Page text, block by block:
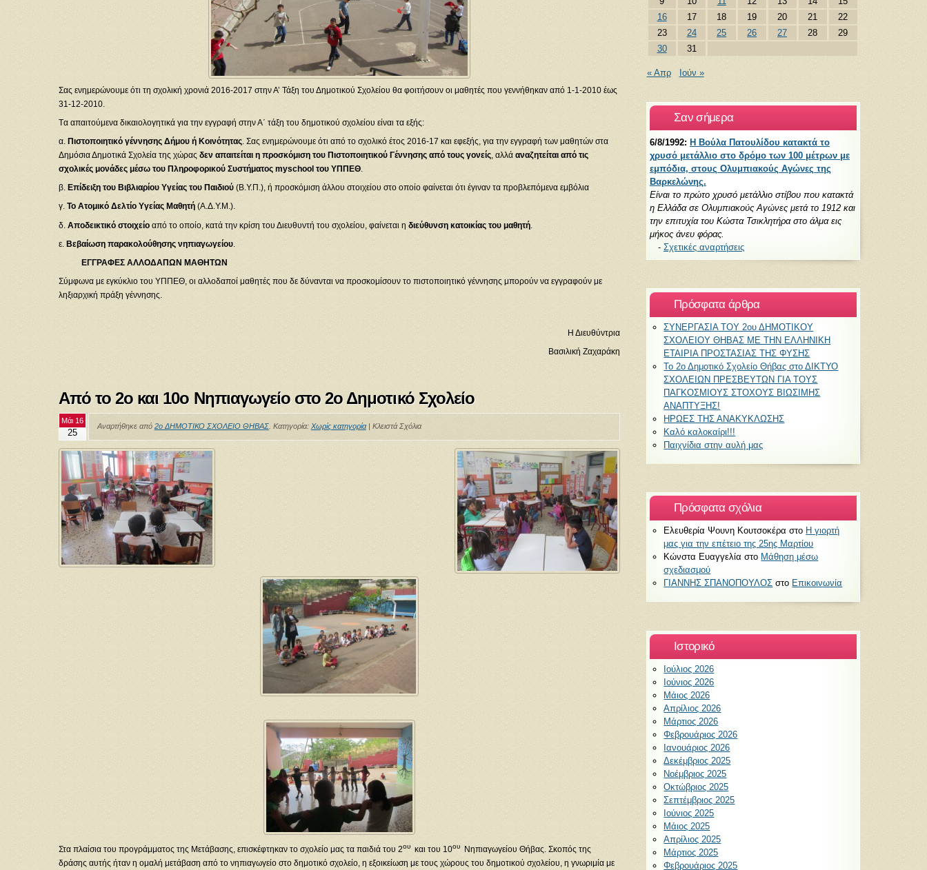
Σας ενημερώνουμε ότι τη σχολική χρονιά 2016-2017 στην Α’ Τάξη του Δημοτικού Σχολείου θα φοιτήσουν οι μαθητές που γεννήθηκαν από 1-1-2010 έως
31-12-2010.
Tα απαιτούμενα δικαιολογητικά για την εγγραφή στην Α΄ τάξη του δημοτικού σχολείου είναι τα εξής:
α. Πιστοποιητικό γέννησης Δήμου ή Κοινότητας. Σας ενημερώνουμε ότι από το σχολικό έτος 2016-17 και εφεξής, για την εγγραφή των μαθητών στα
Δημόσια Δημοτικά Σχολεία της χώρας δεν απαιτείται η προσκόμιση του Πιστοποιητικού Γέννησης από τους γονείς, αλλά αναζητείται από τις
σχολικές μονάδες μέσω του Πληροφορικού Συστήματος myschool του ΥΠΠΕΘ.
β. Επίδειξη του Βιβλιαρίου Υγείας του Παιδιού (Β.Υ.Π.), ή προσκόμιση άλλου στοιχείου στο οποίο φαίνεται ότι έγιναν τα προβλεπόμενα εμβόλια
γ. Το Ατομικό Δελτίο Υγείας Μαθητή (Α.Δ.Υ.Μ.).
δ. Αποδεικτικό στοιχείο από το οποίο, κατά την κρίση του Διευθυντή του σχολείου, φαίνεται η διεύθυνση κατοικίας του μαθητή.
ε. Βεβαίωση παρακολούθησης νηπιαγωγείου.
ΕΓΓΡΑΦΕΣ ΑΛΛΟΔΑΠΩΝ ΜΑΘΗΤΩΝ
Σύμφωνα με εγκύκλιο του ΥΠΠΕΘ, οι αλλοδαποί μαθητές που δε δύνανται να προσκομίσουν το πιστοποιητικό γέννησης μπορούν να εγγραφούν με
ληξιαρχική πράξη γέννησης.
Η Διευθύντρια
Βασιλική Ζαχαράκη
Από το 2ο και 10ο Νηπιαγωγείο στο 2ο Δημοτικό Σχολείο
Μάι 16
25
Αναρτήθηκε από 2ο ΔΗΜΟΤΙΚΟ ΣΧΟΛΕΙΟ ΘΗΒΑΣ. Κατηγορία: Χωρίς κατηγορία| Κλειστά Σχόλια
Στα πλαίσια του προγράμματος της Μετάβασης, επισκέφτηκαν το σχολείο μας τα παιδιά του 2ου και του 10ουΝηπιαγωγείου Θήβας. Σκοπός της
δράσης αυτής ήταν η ομαλή μετάβαση από το νηπιαγωγείο στο δημοτικό σχολείο, η εξοικείωση με τους χώρους του δημοτικού σχολείου, η γνωριμία με
16
17 18 19 20 21
22
23
24 25 26 27 28
29
30
31
« Απρ Ιούν »
Σαν σήμερα
6/8/1992: Η Βούλα Πατουλίδου κατακτά το
χρυσό μετάλλιο στο δρόμο των 100 μέτρων με
εμπόδια, στους Ολυμπιακούς Αγώνες της
Βαρκελώνης.
Είναι το πρώτο χρυσό μετάλλιο στίβου που κατακτά
η Ελλάδα σε Ολυμπιακούς Αγώνες μετά το 1912 και
την επιτυχία του Κώστα Τσικλητήρα στο άλμα εις
μήκος άνευ φόρας.
- Σχετικές αναρτήσεις
Πρόσφατα άρθρα
ΣΥΝΕΡΓΑΣΙΑ ΤΟΥ 2ου ΔΗΜΟΤΙΚΟΥ
ΣΧΟΛΕΙΟΥ ΘΗΒΑΣ ΜΕ ΤΗΝ ΕΛΛΗΝΙΚΗ
ΕΤΑΙΡΙΑ ΠΡΟΣΤΑΣΙΑΣ ΤΗΣ ΦΥΣΗΣ
Το 2ο Δημοτικό Σχολείο Θήβας στο ΔΙΚΤΥΟ
ΣΧΟΛΕΙΩΝ ΠΡΕΣΒΕΥΤΩΝ ΓΙΑ ΤΟΥΣ
ΠΑΓΚΟΣΜΙΟΥΣ ΣΤΟΧΟΥΣ ΒΙΩΣΙΜΗΣ
ΑΝΑΠΤΥΞΗΣ!
ΗΡΩΕΣ ΤΗΣ ΑΝΑΚΥΚΛΩΣΗΣ
Καλό καλοκαίρι!!!
Παιχνίδια στην αυλή μας
Πρόσφατα σχόλια
Ελευθερία Ψουνη Κουτσοκέρα στο Η γιορτή
μας για την επέτειο της 25ης Μαρτίου
Κώνστα Ευαγγελία στο Μάθηση μέσω
σχεδιασμού
ΓΙΑΝΝΗΣ ΣΠΑΝΟΠΟΥΛΟΣ στο Επικοινωνία
Ιστορικό
Ιούλιος 2026
Ιούνιος 2026
Μάιος 2026
Απρίλιος 2026
Μάρτιος 2026
Φεβρουάριος 2026
Ιανουάριος 2026
Δεκέμβριος 2025
Νοέμβριος 2025
Οκτώβριος 2025
Σεπτέμβριος 2025
Ιούνιος 2025
Μάιος 2025
Απρίλιος 2025
Μάρτιος 2025
Φεβρουάριος 2025